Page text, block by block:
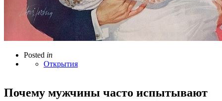
Posted in
Открытия
Почему мужчины часто испытывают